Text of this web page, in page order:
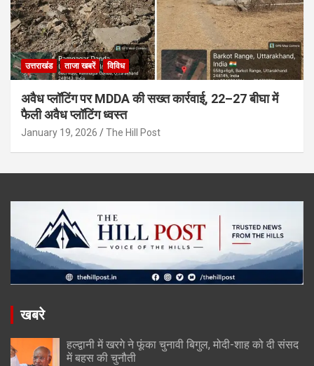
उत्तराखंड ताजा खबरें विविध
अवैध प्लॉटिंग पर MDDA की सख्त कार्रवाई, 22–27 बीघा में
फैली अवैध प्लॉटिंग ध्वस्त
January 19, 2026 The Hill Post
खबरे
हल्द्वानी में खरगे ने फूंका चुनावी बिगुल, मोदी-शाह को दी संसद
में बहस की चुनौती